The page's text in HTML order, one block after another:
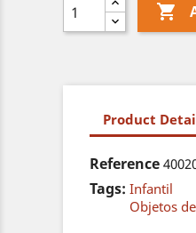

Product
Reference
Tags: Infantil
Objetos